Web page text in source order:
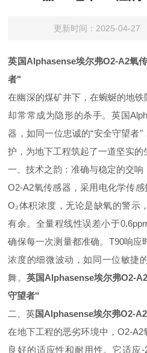
更新时间：2025-04-
英国Alphasense埃尔弗O2-A2氧
者"
在幽深的煤矿井下，在蜿蜒的地铁
却常常成为隐形的杀手。英国
器，如同一位忠诚的“安全守望者
护，为地下工程筑起了一道坚实的
一、技术之韵：准确与稳定的交响
O2-A2氧传感器，采用电化学传
O₂体积浓度，无论是缺氧的警示
有余。全量程线性误差小于
确保每一次测量都准确。 T90响应
浓度的细微波动，如同一位敏捷
舞。 英国Alphasense埃尔弗O2-
守望者"
二、英国Alphasense埃尔弗O2-A2
在地下工程的恶劣环境中， O2-A2
良好的适应性和耐用性。它适应-